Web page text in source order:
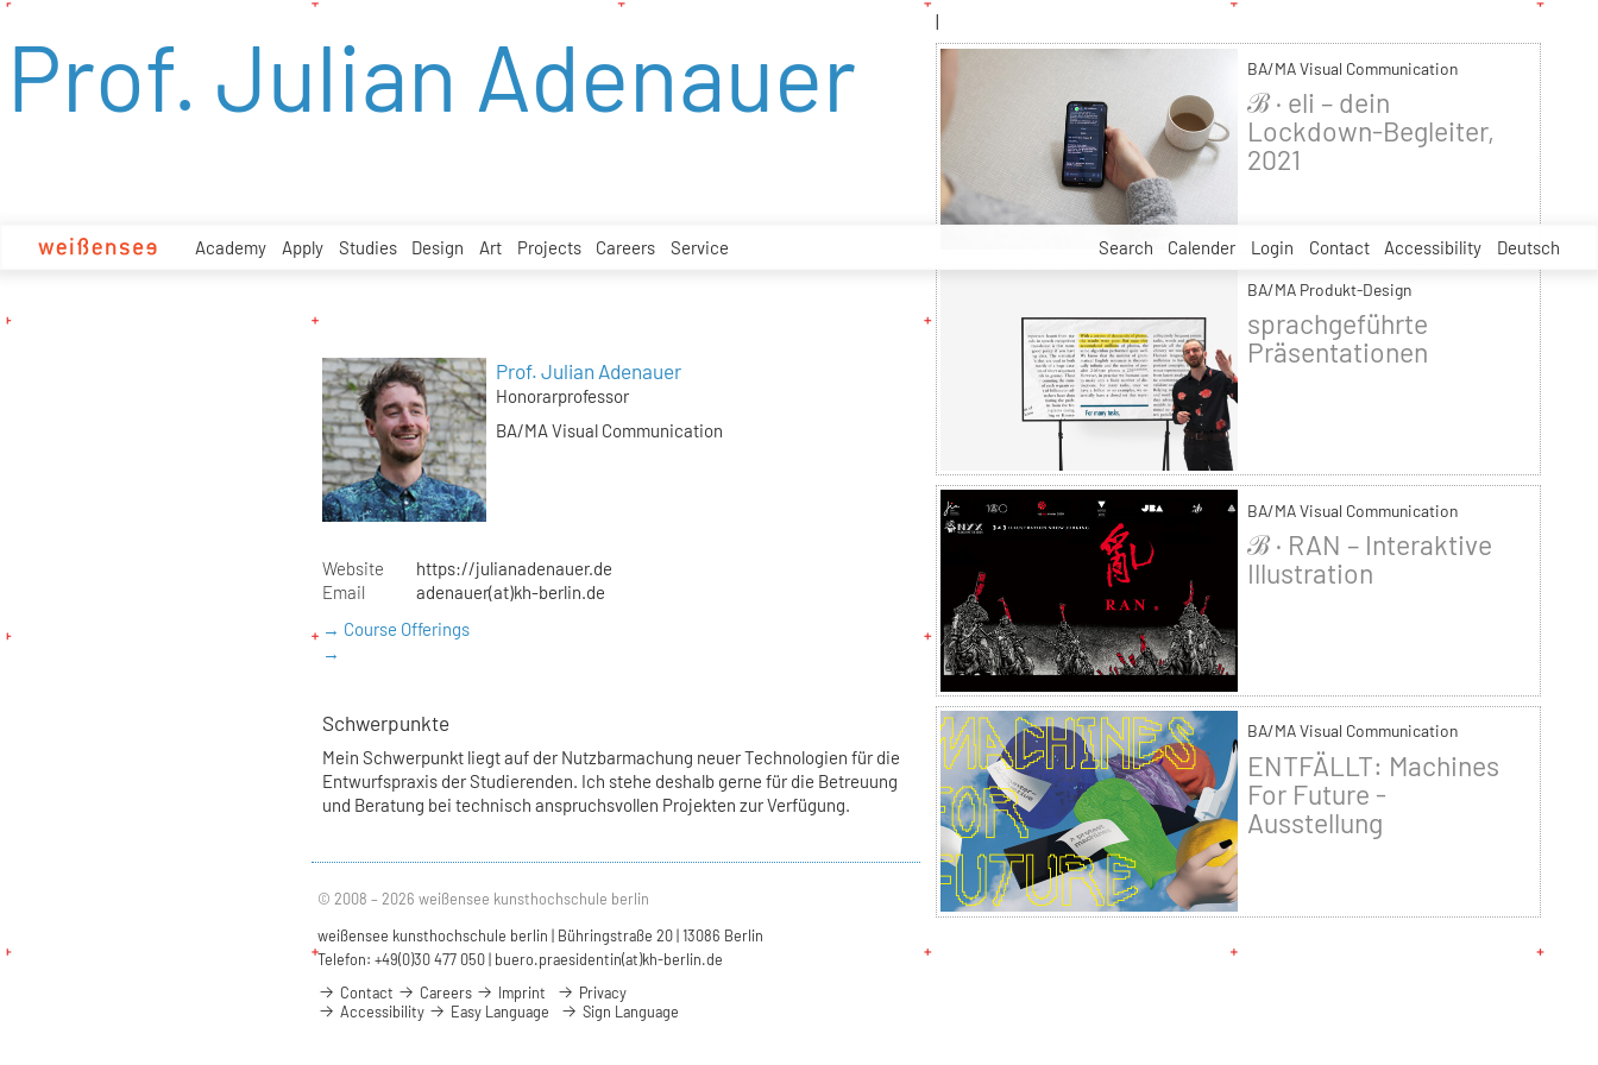
zum
Academy Apply Studies Design Art Projects Careers Service Search Calender Login Contact Accessibility Deutsch
Prof. Julian Adenauer
Prof. Julian Adenauer
Honorarprofessor
BA/MA Visual Communication
Website
https://julianadenauer.de
Email
adenauer(at)kh-berlin.de
→ Course Offerings
→
Schwerpunkte
Mein Schwerpunkt liegt auf der Nutzbarmachung neuer Technologien für die
Entwurfspraxis der Studierenden. Ich stehe deshalb gerne für die Betreuung
und Beratung bei technisch anspruchsvollen Projekten zur Verfügung.
|
BA/MA Visual Communication
ℬ · eli – dein
Lockdown-Begleiter,
2021
BA/MA Produkt-Design
sprachgeführte
Präsentationen
BA/MA Visual Communication
ℬ · RAN – Interaktive
Illustration
BA/MA Visual Communication
ENTFÄLLT: Machines
For Future -
Ausstellung
© 2008 – 2026 weißensee kunsthochschule berlin
weißensee kunsthochschule berlin | Bühringstraße 20 | 13086 Berlin
Telefon: +49(0)30 477 050 | buero.praesidentin(at)kh-berlin.de
Contact
Careers Imprint
Privacy
Accessibility
Easy Language Sign Language